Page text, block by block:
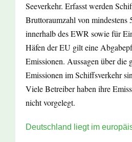
Seeverkehr. Erfasst werden
Bruttoraumzahl von mindestens
innerhalb des EWR sowie für
Häfen der EU gilt eine
Emissionen. Aussagen über die
Emissionen im Schiffsverkehr
Viele Betreiber haben ihre
nicht vorgelegt.
Deutschland liegt im